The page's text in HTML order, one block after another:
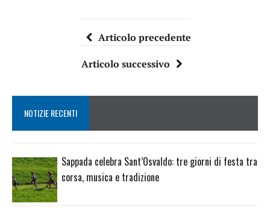
Articolo precedente
Articolo successivo
NOTIZIE RECENTI
Sappada celebra Sant’Osvaldo: tre giorni di festa tra
corsa, musica e tradizione